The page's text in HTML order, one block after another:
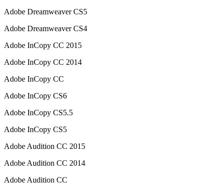
Adob​​e Dreamweaver CS5
Adob​​e Dreamweaver CS4
Adob​​e InCopy CC 2015
Adob​​e InCopy CC 2014
Adob​​e InCopy CC
Adob​​e InCopy CS6
Adob​​e InCopy CS5.5
Adob​​e InCopy CS5
Adob​​e Audition CC 2015
Adob​​e Audition CC 2014
Adob​​e Audition CC